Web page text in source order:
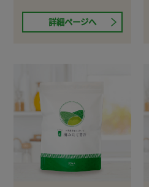
詳細ページへ